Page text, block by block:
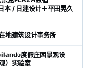
本 / 日建设计＋平田晃久
地建筑设计事务所
度假庄园景观设
）实验室